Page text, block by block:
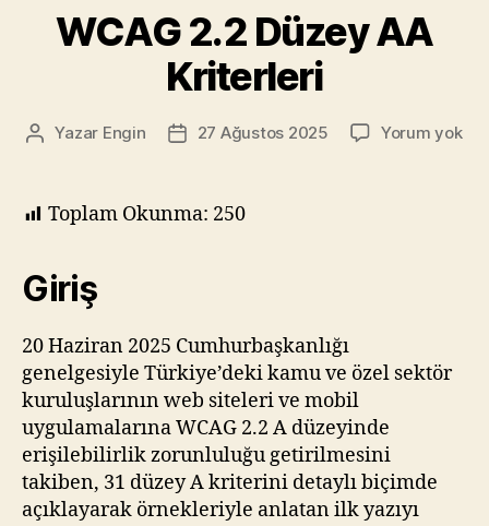
Tercih
Ettim”
WCAG 2.2 Düzey AA
Kriterleri
Yazının
Yazar Engin
Yazı27 Ağustos 2025 Yorum yok
Toplam Okunma: 250
Giriş
20 Haziran 2025 Cumhurbaşkanlığı
genelgesiyle Türkiye’deki kamu ve özel sektör
kuruluşlarının web siteleri ve mobil
uygulamalarına WCAG 2.2 A düzeyinde
erişilebilirlik zorunluluğu getirilmesini
takiben, 31 düzey A kriterini detaylı biçimde
açıklayarak örnekleriyle anlatan ilk yazıyı